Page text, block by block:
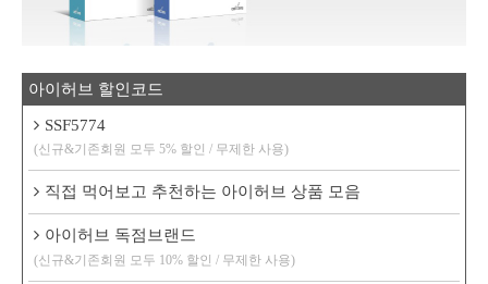
아이허브 할인코드
SSF5774
(신규&기존회원 모두 5% 할인 / 무제한 사용)
직접 먹어보고 추천하는 아이허브 상품 모음
아이허브 독점브랜드
(신규&기존회원 모두 10% 할인 / 무제한 사용)